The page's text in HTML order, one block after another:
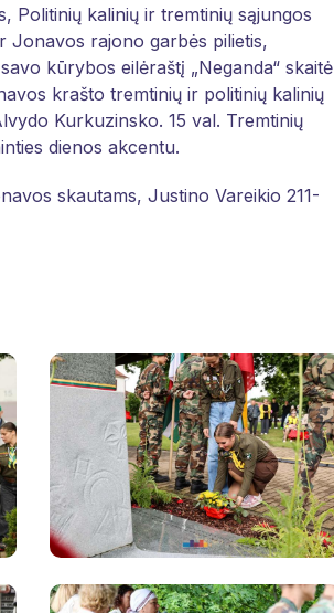
Politinių kalinių ir tremtinių sąjungos
Jonavos rajono garbės pilietis,
kūrybos eilėraštį „Neganda“ skaitė
krašto tremtinių ir politinių kalinių
Kurkuzinsko. 15 val. Tremtinių
dienos akcentu.
skautams, Justino Vareikio 211-